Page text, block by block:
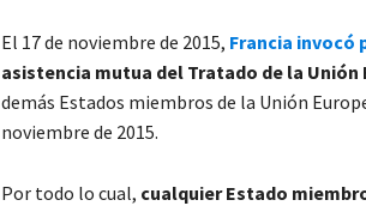
El 17 de noviembre de 2015, Francia invocó
asistencia mutua del Tratado de la Unión
demás Estados miembros de la Unión
noviembre de 2015.
Por todo lo cual, cualquier Estado